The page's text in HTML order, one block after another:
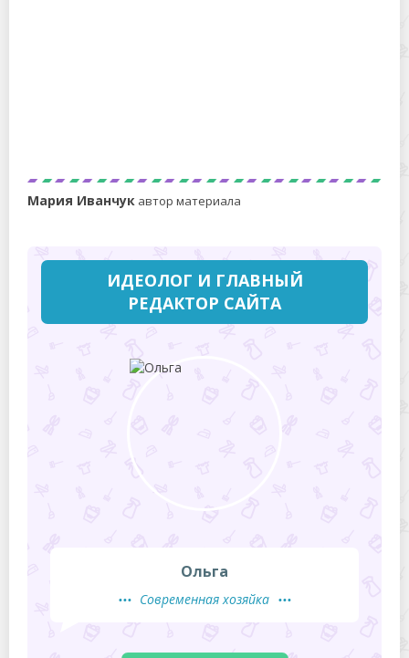
Мария Иванчук автор материала
ИДЕОЛОГ И ГЛАВНЫЙ
РЕДАКТОР САЙТА
Ольга
Современная хозяйка